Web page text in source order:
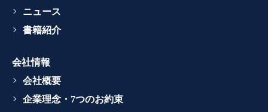
ニュース
書籍紹介
会社情報
会社概要
企業理念・7つのお約束